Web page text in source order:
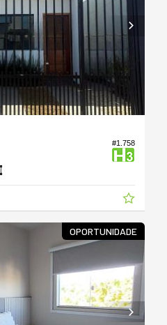
#1.758
OPORTUNIDADE